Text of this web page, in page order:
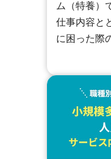
ム（特養）
仕事内容と
に困った際